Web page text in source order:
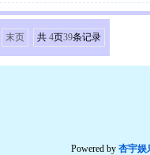
末页 共 4页39条记录
Powered by 杏宇娱